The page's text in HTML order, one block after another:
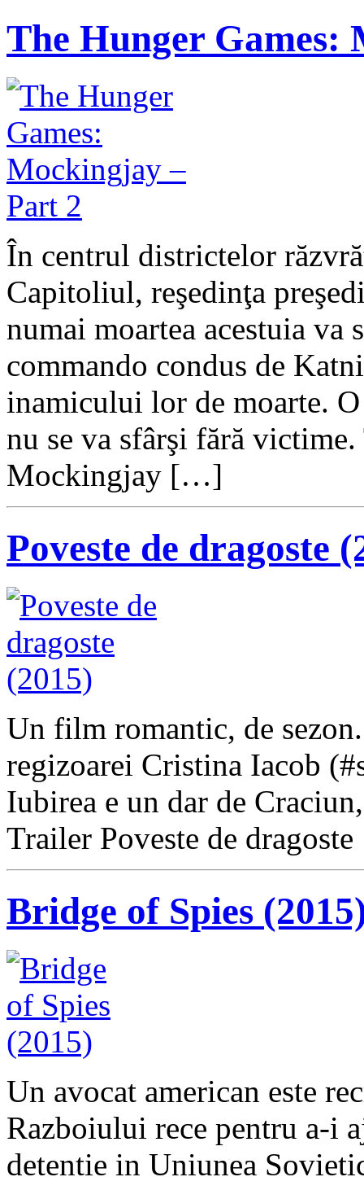
The Hunger Games:
În centrul districtelor
Capitoliul, reşedinţa
numai moartea acestuia va
commando condus de
inamicului lor de moarte.
nu se va sfârşi fără
Mockingjay […]
Poveste de dragoste
Un film romantic, de
regizoarei Cristina Iacob
Iubirea e un dar de
Trailer Poveste de dragoste
Bridge of Spies
Un avocat american este
Razboiului rece pentru a-i
detentie in Uniunea